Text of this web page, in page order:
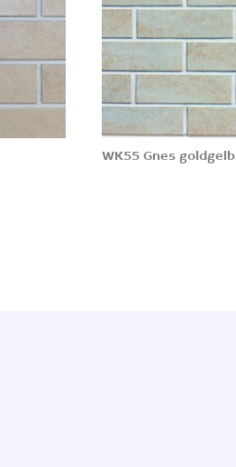
WK55 Gnes goldgelb